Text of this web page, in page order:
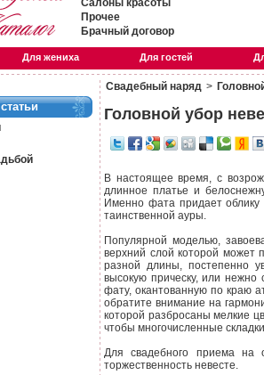
Салоны красоты
Прочее
Брачный договор
Для жениха Для гостей
Свадебный наряд >
Головной убор
В настоящее время, с
длинное платье и
Именно фата придает облику
таинственной ауры.
Популярной моделью,
верхний слой которой может
разной длины, постепенно
высокую прическу, или
фату, окантованную по краю
обратите внимание на
которой разбросаны мелкие
чтобы многочисленные
Для свадебного приема
торжественность невесте.